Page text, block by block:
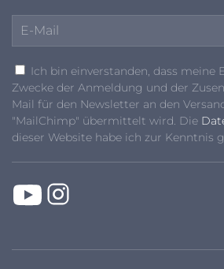
Ich bin einverstanden, dass meine
Zwecke der Anmeldung und der
Mail für den Newsletter an den
"MailChimp" übermittelt wird. Die
dieser Website habe ich zur Kenntnis